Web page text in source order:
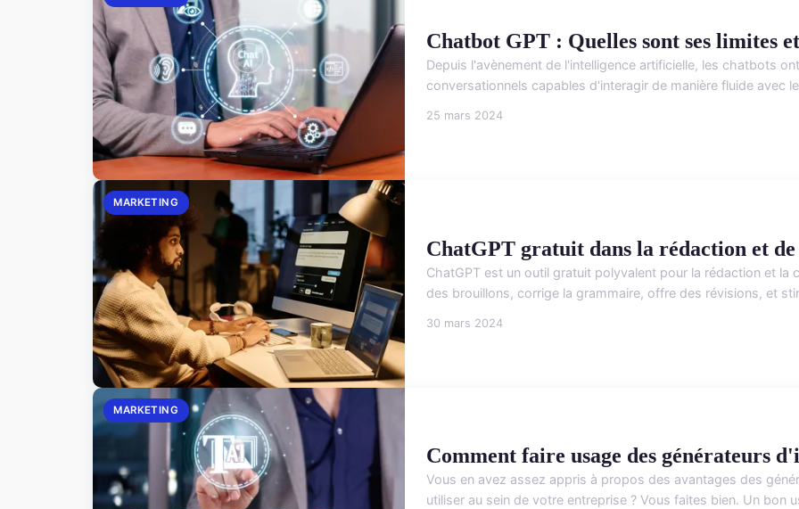
Chatbot GPT : Quelles sont ses limites
Depuis l'avènement de l'intelligence artificielle, les chatbots
conversationnels capables d'interagir de manière fluide avec
25 mars 2024
MARKETING
ChatGPT gratuit dans la rédaction et
ChatGPT est un outil gratuit polyvalent pour la rédaction et la
des brouillons, corrige la grammaire, offre des révisions, et
30 mars 2024
MARKETING
Comment faire usage des générateurs
Vous en avez assez appris à propos des avantages des
utiliser au sein de votre entreprise ? Vous faites bien. Un bon